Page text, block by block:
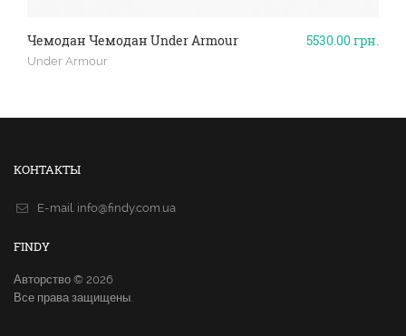
5530.00грн.
Чемодан Чемодан Under Armour
Under Armour
КОНТАКТЫ
E-mail. info@findy.com.ua
FINDY
Авторство © 2026
Все права защищены.